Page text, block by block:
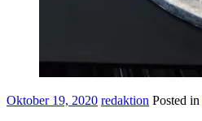
Oktober 19, 2020 redaktion Posted in